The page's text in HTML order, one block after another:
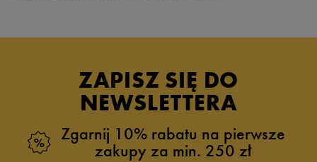
ZAPISZ SIĘ DO
NEWSLETTERA
Zgarnij 10% rabatu na pierwsze
zakupy za min. 250 zł